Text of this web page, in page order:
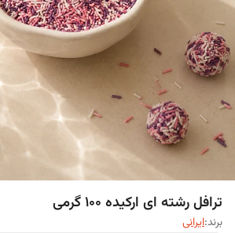
ترافل رشته ای ارکیده ۱۰۰ گرمی
برند:ایرانی